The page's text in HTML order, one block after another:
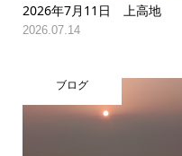
2026年7月11日 上高地
2026.07.14
ブログ